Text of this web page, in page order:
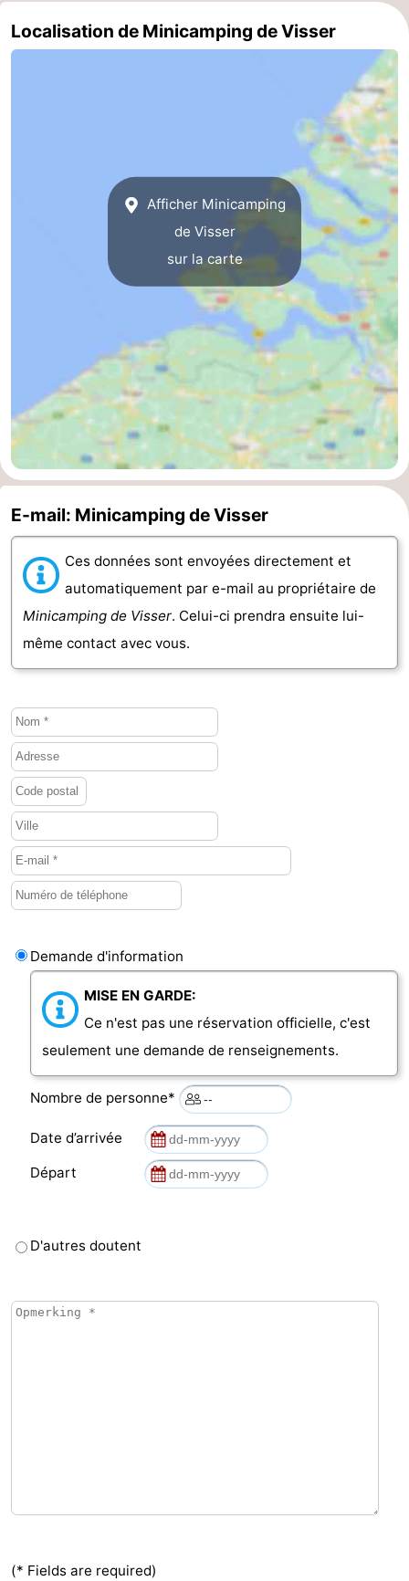
Médicales
Région
Oosterschelde
Burgh
Haamstede
Nature
Kop
van
Schouwen
Walcheren
-
Veere
-
Nature
Oranjezon
Oostkapelle
Nature
Mantelingen
Westkapelle
-
Nature
Walcherse
bos
-
Dishoek
-
Vlissingen
-
Middelburg
Zeeuws-
Nieuwvliet
Sluis
Cadzand
Nature
Het
Zwin
Météo
Contact
Localisation de Minicamping de Visser
Afficher Minicamping
de Visser
sur la carte
E-mail: Minicamping de Visser
Ces données sont envoyées directement et
automatiquement par e-mail au propriétaire de
Minicamping de Visser. Celui-ci prendra ensuite lui-
même contact avec vous.
Demande d'information
MISE EN GARDE:
Ce n'est pas une réservation officielle, c'est
seulement une demande de renseignements.
Nombre de personne*
Date d’arrivée
Départ
D'autres doutent
(* Fields are required)